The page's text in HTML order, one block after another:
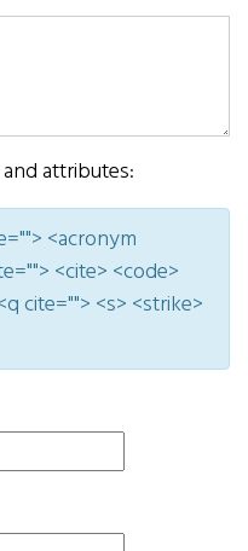
attributes:
<acronym
<cite> <code>
cite=""> <s> <strike>